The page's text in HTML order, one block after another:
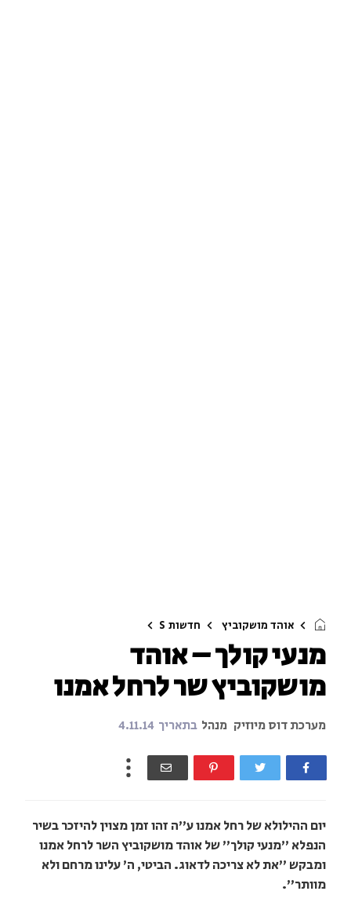
אוהד מושקוביץ חדשות S
מנעי קולך – אוהד
מושקוביץ שר לרחל אמנו
מערכת דוס מיוזיק מנהל בתאריך 4.11.14
יום ההילולא של רחל אמנו ע"ה זהו זמן מצוין להיזכר בשיר
הנפלא "מנעי קולך" של אוהד מושקוביץ השר לרחל אמנו
ומבקש "את לא צריכה לדאוג. הביטי, ה' עלינו מרחם ולא
מוותר".